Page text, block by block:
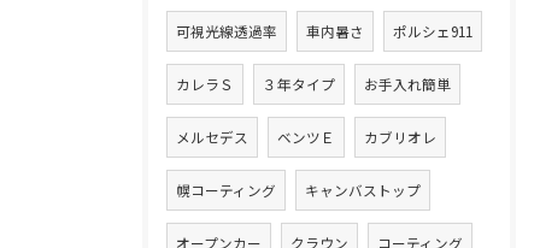
可視光線透過率 車内暑さ ポルシェ911
カレラＳ ３年タイプ お手入れ簡単
メルセデス ベンツＥ カブリオレ
幌コーティング キャンバストップ
オープンカー クラウン コーティング